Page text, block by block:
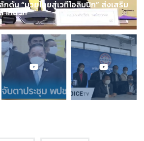
ดัน “มวยไทยสู่เวทีโอลิมปิก” ส่งเสริม
ากล !!!